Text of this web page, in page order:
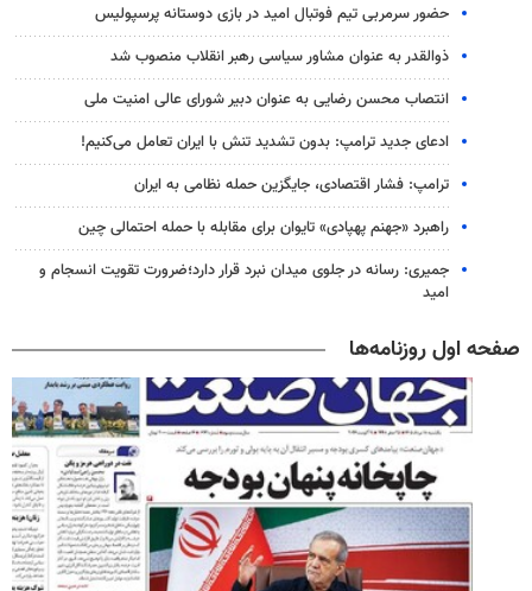
حضور سرمربی تیم فوتبال امید در بازی دوستانه پرسپولیس
ذوالقدر به عنوان مشاور سیاسی رهبر انقلاب منصوب شد
انتصاب محسن رضایی به عنوان دبیر شورای عالی امنیت ملی
ادعای جدید ترامپ: بدون تشدید تنش با ایران تعامل می‌کنیم!
ترامپ: فشار اقتصادی، جایگزین حمله نظامی به ایران
راهبرد «جهنم پهپادی» تایوان برای مقابله با حمله احتمالی چین
جمیری: رسانه‌ در جلوی میدان نبرد قرار دارد؛ضرورت تقویت انسجام و
امید
صفحه اول روزنامه‌ها